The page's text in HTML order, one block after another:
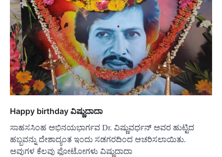
Happy birthday ವಿಷ್ಣುದಾದಾ
ಸಾಹಸಸಿಂಹ ಅಭಿನಯಭಾರ್ಗವ Dr. ವಿಷ್ಣುವರ್ಧನ್ ಅವರ ಹುಟ್ಟಿದ
ಹಬ್ಬವನ್ನು ದೇಶಾದ್ಯಂತ ಇಂದು ಸಡಗರದಿಂದ ಆಚರಿಸಲಾಯಿತು.
ಅವುಗಳ ಕೆಲವು ಫೋಟೋಗಳು ವಿಷ್ಣುದಾದಾ